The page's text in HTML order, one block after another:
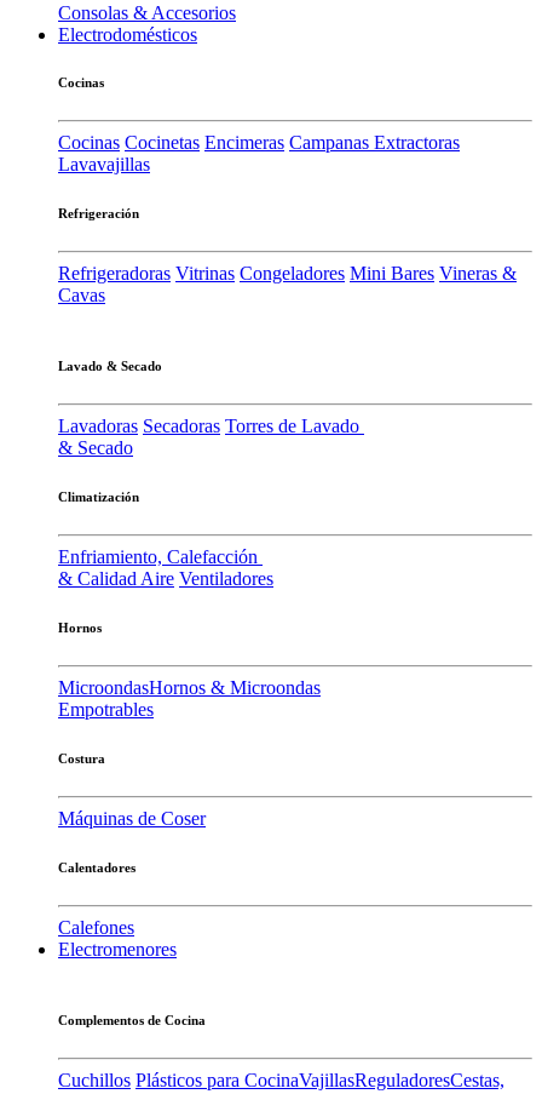
Consolas & Accesorios
Electrodomésticos
Cocinas
Cocinas Cocinetas Encimeras Campanas Extractoras
Lavavajillas
Refrigeración
Refrigeradoras Vitrinas Congeladores Mini Bares Vineras &
Cavas
Lavado & Secado
Lavadoras Secadoras Torres de Lavado
& Secado
Climatización
Enfriamiento, Calefacción
& Calidad Aire Ventiladores
Hornos
MicroondasHornos & Microondas
Empotrables
Costura
Máquinas de Coser
Calentadores
Calefones
Electromenores
Complementos de Cocina
Cuchillos Plásticos para CocinaVajillasReguladoresCestas,